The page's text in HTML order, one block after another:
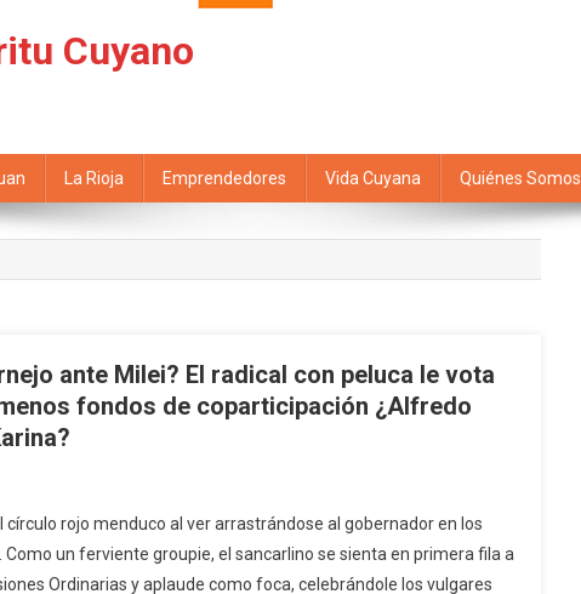
Cuyano
La Rioja Emprendedores Vida Cuyana Quiénes Somos
ante Milei? El radical con peluca le vota
fondos de coparticipación ¿Alfredo
rojo menduco al ver arrastrándose al gobernador en los
un ferviente groupie, el sancarlino se sienta en primera fila a
Ordinarias y aplaude como foca, celebrándole los vulgares